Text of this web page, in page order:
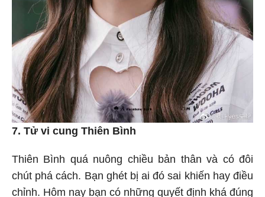
7. Tử vi cung Thiên Bình
Thiên Bình quá nuông chiều bản thân và có đôi
chút phá cách. Bạn ghét bị ai đó sai khiến hay điều
chỉnh. Hôm nay bạn có những quyết định khá đúng